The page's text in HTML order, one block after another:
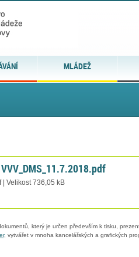
MLÁDEŽ
| Velikost 736,05 kB
který je určen především k tisku,
, vytvářet v mnoha kancelářských a grafických